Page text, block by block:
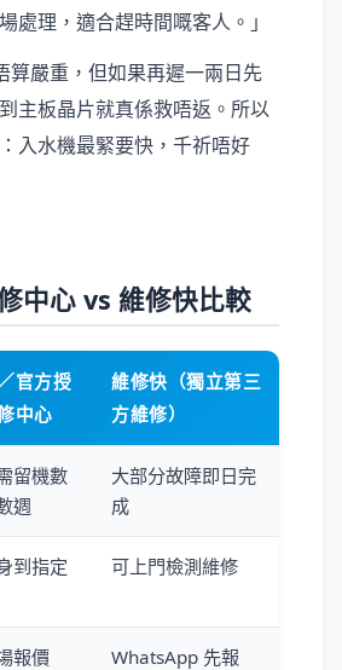
處理，適合趕時間嘅客人。」
算嚴重，但如果再遲一兩日先
主板晶片就真係救唔返。所以
入水機最緊要快，千祈唔好
中心 vs 維修快比較
官方授
中心
維修快（獨立第三
方維修）
留機數
週
大部分故障即日完
成
到指定
可上門檢測維修
報價
WhatsApp 先報